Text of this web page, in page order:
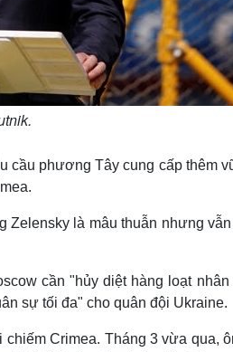
cầu phương Tây cung cấp thêm
Zelensky là mâu thuẫn nhưng
cần "hủy diệt hàng loạt
sự tối đa" cho quân đội Ukraine.
Crimea. Tháng 3 vừa qua,